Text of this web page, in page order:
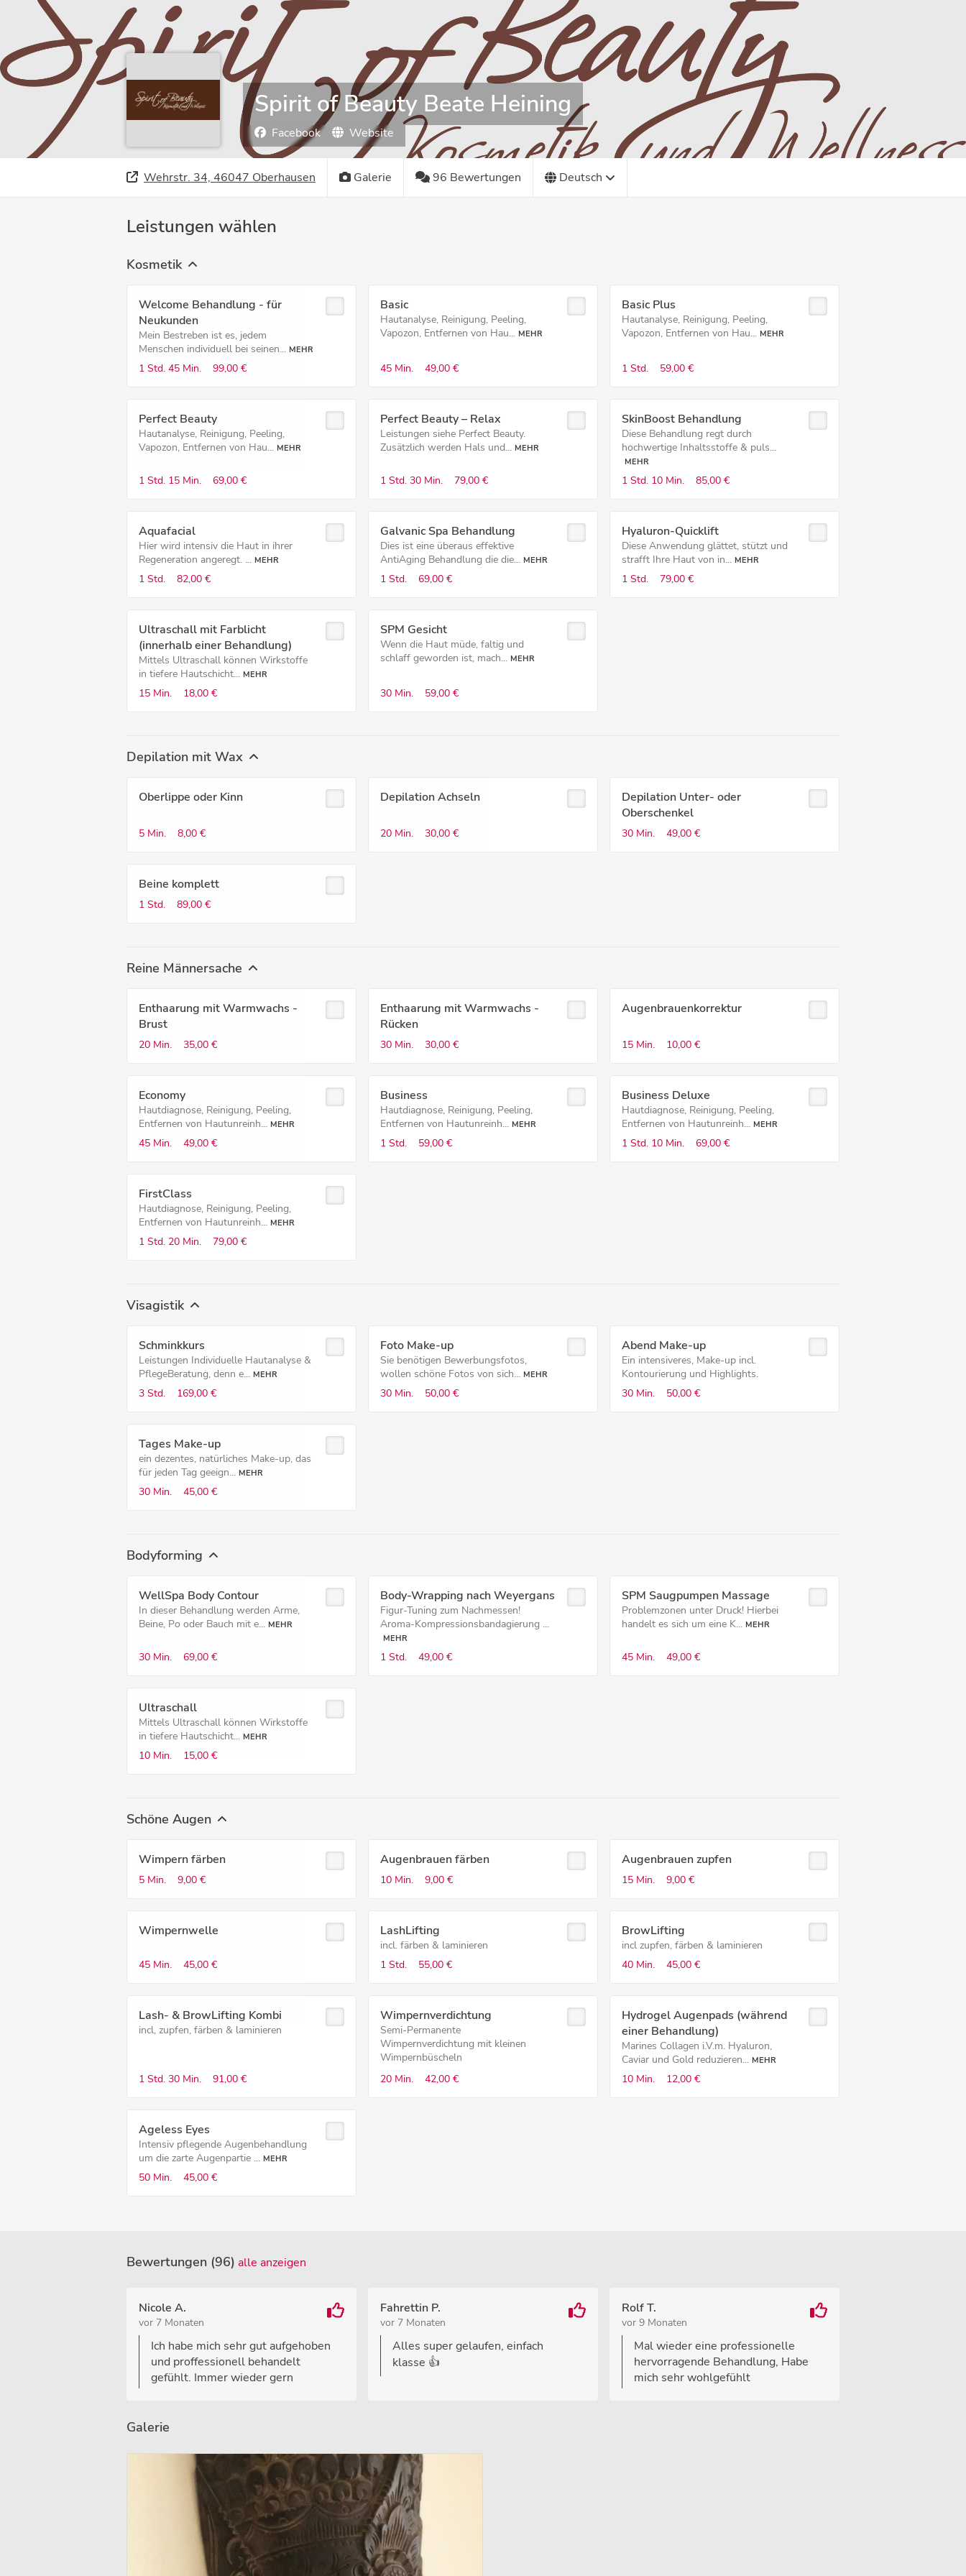
Spirit of Beauty Beate Heining
Facebook Website
Wehrstr. 34, 46047 Oberhausen Galerie 96 Bewertungen Deutsch
Leistungen wählen
Kosmetik
Welcome Behandlung - für
Neukunden
Mein Bestreben ist es, jedem
Menschen individuell bei seinen... MEHR
1 Std. 45 Min. 99,00 €
Basic
Hautanalyse, Reinigung, Peeling,
Vapozon, Entfernen von Hau... MEHR
45 Min. 49,00 €
Basic Plus
Hautanalyse, Reinigung, Peeling,
Vapozon, Entfernen von Hau... MEHR
1 Std. 59,00 €
Perfect Beauty
Hautanalyse, Reinigung, Peeling,
Vapozon, Entfernen von Hau... MEHR
1 Std. 15 Min. 69,00 €
Perfect Beauty – Relax
Leistungen siehe Perfect Beauty.
Zusätzlich werden Hals und... MEHR
1 Std. 30 Min. 79,00 €
SkinBoost Behandlung
Diese Behandlung regt durch
hochwertige Inhaltsstoffe & puls...
MEHR
1 Std. 10 Min. 85,00 €
Aquafacial
Hier wird intensiv die Haut in ihrer
Regeneration angeregt. ... MEHR
1 Std. 82,00 €
Galvanic Spa Behandlung
Dies ist eine überaus effektive
AntiAging Behandlung die die... MEHR
1 Std. 69,00 €
Hyaluron-Quicklift
Diese Anwendung glättet, stützt und
strafft Ihre Haut von in... MEHR
1 Std. 79,00 €
Ultraschall mit Farblicht
(innerhalb einer Behandlung)
Mittels Ultraschall können Wirkstoffe
in tiefere Hautschicht... MEHR
15 Min. 18,00 €
SPM Gesicht
Wenn die Haut müde, faltig und
schlaff geworden ist, mach... MEHR
30 Min. 59,00 €
Depilation mit Wax
Oberlippe oder Kinn
5 Min. 8,00 €
Depilation Achseln
20 Min. 30,00 €
Depilation Unter- oder
Oberschenkel
30 Min. 49,00 €
Beine komplett
1 Std. 89,00 €
Reine Männersache
Enthaarung mit Warmwachs -
Brust
20 Min. 35,00 €
Enthaarung mit Warmwachs -
Rücken
30 Min. 30,00 €
Augenbrauenkorrektur
15 Min. 10,00 €
Economy
Hautdiagnose, Reinigung, Peeling,
Entfernen von Hautunreinh... MEHR
45 Min. 49,00 €
Business
Hautdiagnose, Reinigung, Peeling,
Entfernen von Hautunreinh... MEHR
1 Std. 59,00 €
Business Deluxe
Hautdiagnose, Reinigung, Peeling,
Entfernen von Hautunreinh... MEHR
1 Std. 10 Min. 69,00 €
FirstClass
Hautdiagnose, Reinigung, Peeling,
Entfernen von Hautunreinh... MEHR
1 Std. 20 Min. 79,00 €
Visagistik
Schminkkurs
Leistungen Individuelle Hautanalyse &
PflegeBeratung, denn e... MEHR
3 Std. 169,00 €
Foto Make-up
Sie benötigen Bewerbungsfotos,
wollen schöne Fotos von sich... MEHR
30 Min. 50,00 €
Abend Make-up
Ein intensiveres, Make-up incl.
Kontourierung und Highlights.
30 Min.
50,00 €
Tages Make-up
ein dezentes, natürliches Make-up, das
für jeden Tag geeign... MEHR
30 Min. 45,00 €
Bodyforming
WellSpa Body Contour
In dieser Behandlung werden Arme,
Beine, Po oder Bauch mit e... MEHR
30 Min. 69,00 €
Body-Wrapping nach Weyergans
Figur-Tuning zum Nachmessen!
Aroma-Kompressionsbandagierung ...
MEHR
1 Std. 49,00 €
SPM Saugpumpen Massage
Problemzonen unter Druck! Hierbei
handelt es sich um eine K... MEHR
45 Min. 49,00 €
Ultraschall
Mittels Ultraschall können Wirkstoffe
in tiefere Hautschicht... MEHR
10 Min. 15,00 €
Schöne Augen
Wimpern färben
5 Min. 9,00 €
Augenbrauen färben
10 Min. 9,00 €
Augenbrauen zupfen
15 Min. 9,00 €
Wimpernwelle
45 Min. 45,00 €
LashLifting
incl. färben & laminieren
1 Std.
55,00 €
BrowLifting
incl zupfen, färben & laminieren
40 Min.
45,00 €
Lash- & BrowLifting Kombi
incl, zupfen, färben & laminieren
1 Std. 30 Min. 91,00 €
Wimpernverdichtung
Semi-Permanente
Wimpernverdichtung mit kleinen
Wimpernbüscheln
20 Min.
42,00 €
Hydrogel Augenpads (während
einer Behandlung)
Marines Collagen i.V.m. Hyaluron,
Caviar und Gold reduzieren... MEHR
10 Min. 12,00 €
Ageless Eyes
Intensiv pflegende Augenbehandlung
um die zarte Augenpartie ... MEHR
50 Min. 45,00 €
Bewertungen (96) alle anzeigen
Nicole A.
vor 7 Monaten
Ich habe mich sehr gut aufgehoben
und proffessionell behandelt
gefühlt. Immer wieder gern
Fahrettin P.
vor 7 Monaten
Alles super gelaufen, einfach
klasse 👍
Rolf T.
vor 9 Monaten
Mal wieder eine professionelle
hervorragende Behandlung, Habe
mich sehr wohlgefühlt
Galerie